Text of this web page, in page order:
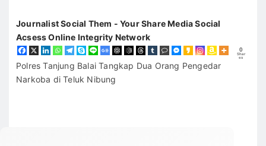
Journalist Social Them - Your Share Media Social
Acsess Online Integrity Network
0
Shar
es
Polres Tanjung Balai Tangkap Dua Orang Pengedar
Narkoba di Teluk Nibung